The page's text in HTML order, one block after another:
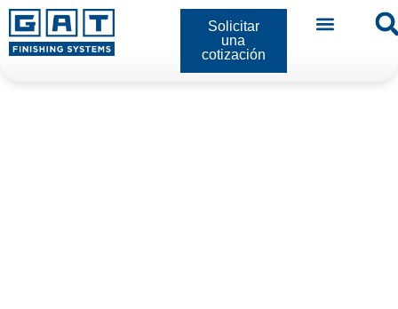
Solicitar
una
cotización